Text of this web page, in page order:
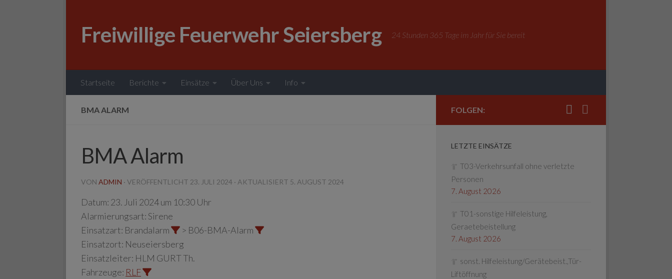
Freiwillige Feuerwehr Seiersberg 24 Stunden 365 Tage im Jahr für Sie bereit
Startseite Berichte Einsätze Über Uns Info
BMA ALARM
BMA Alarm
VON ADMIN · VERÖFFENTLICHT 23. JULI 2024 · AKTUALISIERT 5. AUGUST 2024
Datum: 23. Juli 2024 um 10:30 Uhr
Alarmierungsart: Sirene
Einsatzart: Brandalarm
> B06-BMA-Alarm
Einsatzort: Neuseiersberg
Einsatzleiter: HLM GURT Th.
Fahrzeuge: RLF
FOLGEN:
LETZTE EINSÄTZE
T03-Verkehrsunfall ohne verletzte
Personen
7. August 2026
T01-sonstige Hilfeleistung,
Geraetebeistellung
7. August 2026
sonst. Hilfeleistung/Gerätebeist.,Tür-
Liftöffnung